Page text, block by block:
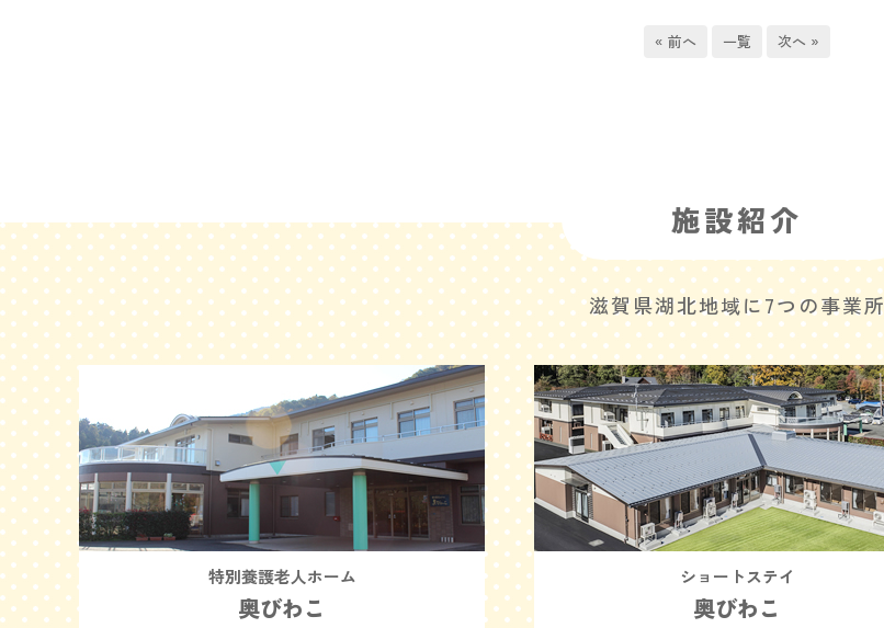
« 前へ 一覧 次へ »
施設紹介
滋賀県湖北地域に7つの事業所
特別養護老人ホーム
奥びわこ
ショートステイ
奥びわこ